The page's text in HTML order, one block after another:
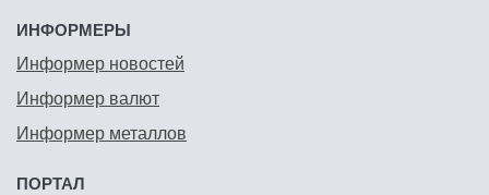
ИНФОРМЕРЫ
Информер новостей
Информер валют
Информер металлов
ПОРТАЛ